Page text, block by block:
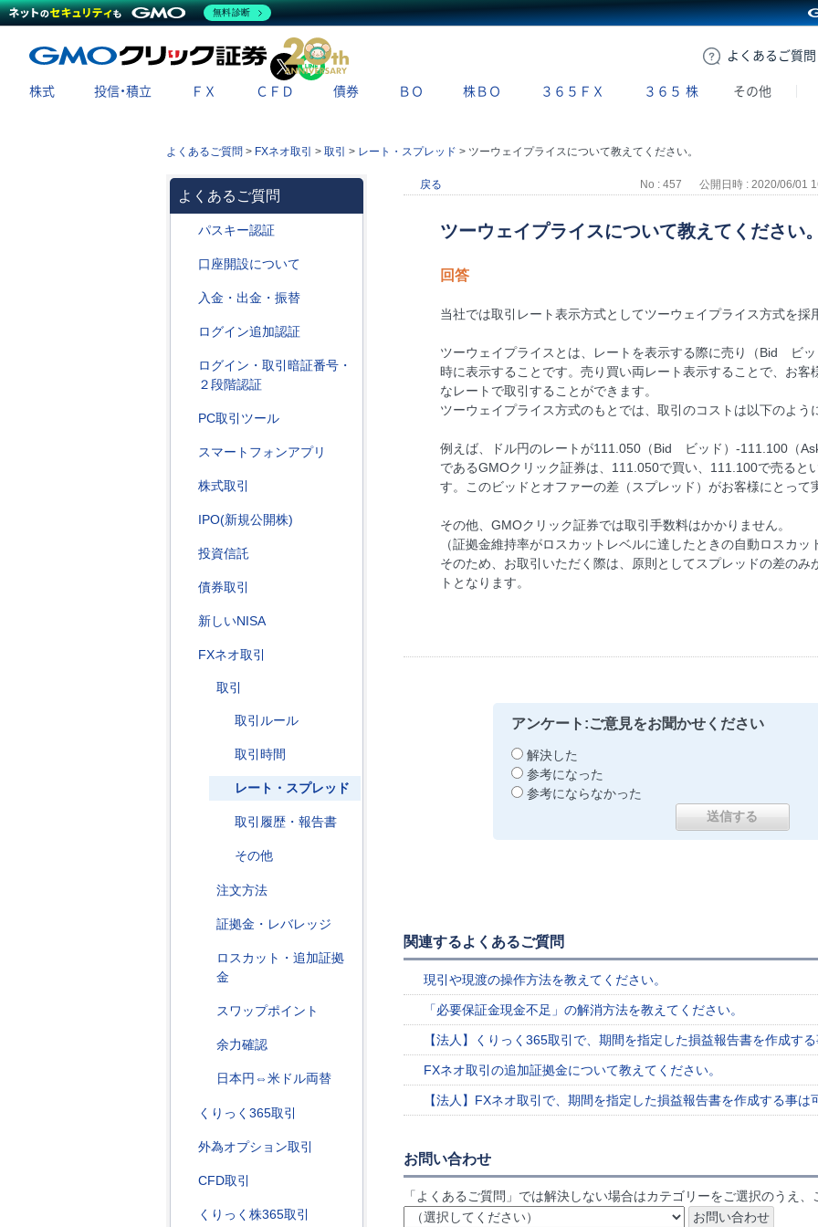
よくある ご質問
X
株式 投信・積立 ＦＸ ＣＦＤ 債券 ＢＯ 株ＢＯ ３６５ＦＸ ３６５ 株 その他
よくあるご質問 > FXネオ取引 > 取引 > レート・スプレッド > ツーウェイプライスについて教えてください。
よくあるご質問
パスキー認証
口座開設について
入金・出金・振替
ログイン追加認証
ログイン・取引暗証番号・
２段階認証
PC取引ツール
スマートフォンアプリ
株式取引
IPO(新規公開株)
投資信託
債券取引
新しいNISA
FXネオ取引
取引
取引ルール
取引時間
レート・スプレッド
取引履歴・報告書
その他
注文方法
証拠金・レバレッジ
ロスカット・追加証拠
金
スワップポイント
余力確認
日本円⇔米ドル両替
くりっく365取引
外為オプション取引
CFD取引
くりっく株365取引
戻る No : 457 公開日時 : 2020/06/01
ツーウェイプライスについて教えてください
回答
当社では取引レート表示方式としてツーウェイプライス方式を採
ツーウェイプライスとは、レートを表示する際に売り（Bid ビ
時に表示することです。売り買い両レート表示することで、お
なレートで取引することができます。
ツーウェイプライス方式のもとでは、取引のコストは以下のよう
例えば、ドル円のレートが111.050（Bid ビッド）-111.100（
であるGMOクリック証券は、111.050で買い、111.100で売ると
す。このビッドとオファーの差（スプレッド）がお客様にとって
その他、GMOクリック証券では取引手数料はかかりません。
（証拠金維持率がロスカットレベルに達したときの自動ロスカ
そのため、お取引いただく際は、原則としてスプレッドの差の
トとなります。
アンケート:ご意見をお聞かせください
解決した
参考になった
参考にならなかった
関連するよくあるご質問
現引や現渡の操作方法を教えてください。
「必要保証金現金不足」の解消方法を教えてください。
【法人】くりっく365取引で、期間を指定した損益報告書を作成す
FXネオ取引の追加証拠金について教えてください。
【法人】FXネオ取引で、期間を指定した損益報告書を作成する事は
お問い合わせ
「よくあるご質問」では解決しない場合はカテゴリーをご選択のうえ
無料診断